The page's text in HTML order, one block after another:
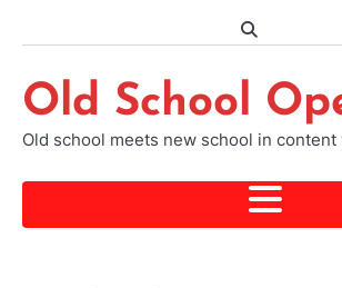
Old School
Old school meets new school in content